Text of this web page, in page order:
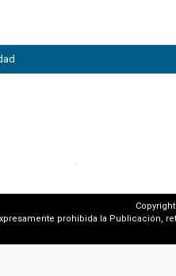
prohibida la Publicación,